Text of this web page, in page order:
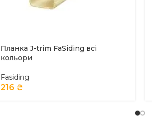
Планка J-trim FaSiding всі
кольори
Fasiding
216 ₴